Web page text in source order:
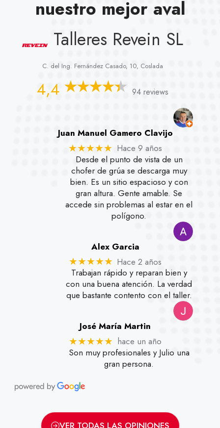
nuestro mejor aval
Talleres Revein SL
C. del Ing. Fernández Casado, 10, Coslada
4,4 94 reviews
Juan Manuel Gamero Clavijo
★★★★★ Hace 9 años
Desde el punto de vista de un
chofer de grúa se descarga muy
bien. Es un sitio espacioso y con
gran altura. Gente amable. Se
accede sin problemas al estar en el
polígono.
Alex Garcia
★★★★★ Hace 2 años
Trabajan rápido y reparan bien y
con una buena atención. La verdad
que bastante contento con el taller.
José María Martin
★★★★★ hace un año
Son muy profesionales y Julio una
gran persona.
VER TODAS LAS OPINIONES